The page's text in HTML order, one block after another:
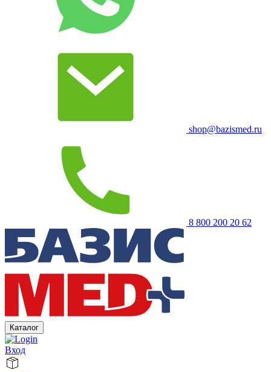
shop@bazismed.ru
8 800 200 20 62
Каталог
Вход